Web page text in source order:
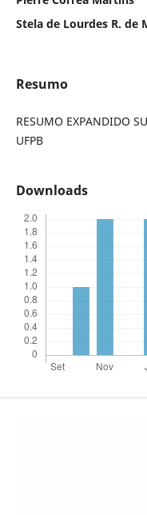
Stela de Lourdes R. de
Resumo
RESUMO EXPANDIDO
UFPB
Downloads